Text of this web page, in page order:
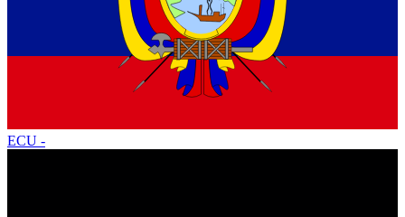
ECU -